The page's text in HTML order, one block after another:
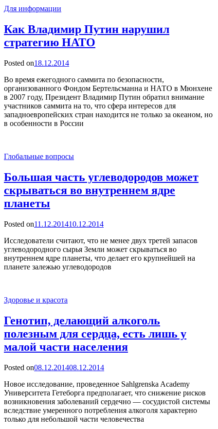
Для информации
Как Владимир Путин нарушил
стратегию НАТО
Posted on18.12.2014
Во время ежегодного саммита по безопасности,
организованного Фондом Бертельсманна и НАТО в Мюнхене
в 2007 году, Президент Владимир Путин обратил внимание
участников саммита на то, что сфера интересов для
западноевропейских стран находится не только за океаном, но
в особенности в России
Глобальные вопросы
Большая часть углеводородов может
скрываться во внутреннем ядре
планеты
Posted on11.12.201410.12.2014
Исследователи считают, что не менее двух третей запасов
углеводородного сырья Земли может скрываться во
внутреннем ядре планеты, что делает его крупнейшей на
планете залежью углеводородов
Здоровье и красота
Генотип, делающий алкоголь
полезным для сердца, есть лишь у
малой части населения
Posted on08.12.201408.12.2014
Новое исследование, проведенное Sahlgrenska Academy
Университета Гетеборга предполагает, что снижение рисков
возникновения заболеваний сердечно — сосудистой системы
вследствие умеренного потребления алкоголя характерно
только для небольшой части человечества